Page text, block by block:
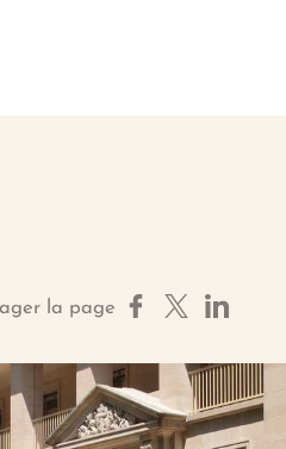
la page Partager sur
Partager sur X
Partager